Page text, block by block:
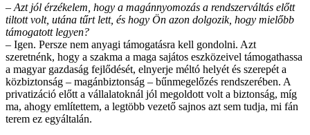
– Azt jól érzékelem, hogy a magánnyomozás a rendszerváltás előtt
tiltott volt, utána tűrt lett, és hogy Ön azon dolgozik, hogy mielőbb
támogatott legyen?
– Igen. Persze nem anyagi támogatásra kell gondolni. Azt
szeretnénk, hogy a szakma a maga sajátos eszközeivel támogathassa
a magyar gazdaság fejlődését, elnyerje méltó helyét és szerepét a
közbiztonság – magánbiztonság – bűnmegelőzés rendszerében. A
privatizáció előtt a vállalatoknál jól megoldott volt a biztonság, míg
ma, ahogy említettem, a legtöbb vezető sajnos azt sem tudja, mi fán
terem ez egyáltalán.